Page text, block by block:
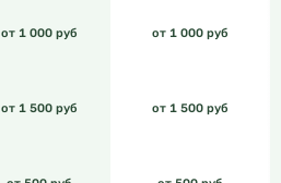
от 1 000 руб от 1 000 руб
от 1 500 руб от 1 500 руб